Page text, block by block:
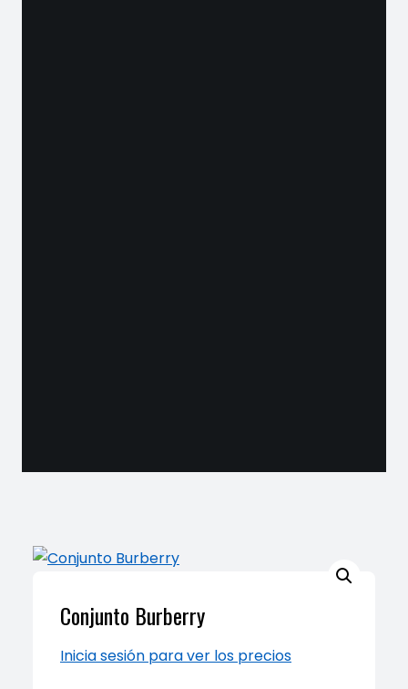
Conjunto Burberry
Inicia sesión para ver los precios